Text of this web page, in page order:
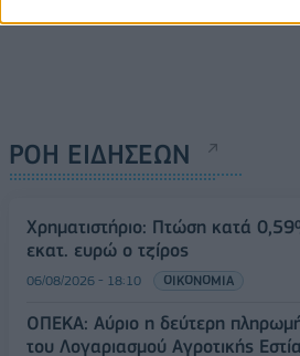
ΡΟΗ ΕΙΔΗΣΕΩΝ
Χρηματιστήριο: Πτώση κατά
εκατ. ευρώ ο τζίρος
06/08/2026 - 18:10 ΟΙΚΟΝΟΜΙΑ
ΟΠΕΚΑ: Αύριο η δεύτερη
του Λογαριασμού Αγροτικής